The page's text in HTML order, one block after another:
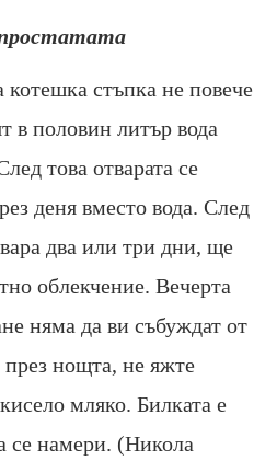
котешка стъпка не повече
в половин литър вода
това отварата се
деня вместо вода. След
два или три дни, ще
облекчение. Вечерта
няма да ви събуждат от
през нощта, не яжте
мляко. Билката е
се намери. (Никола